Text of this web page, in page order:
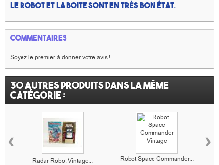
Le robot et la boite sont en très bon état.
Commentaires
Soyez le premier à donner votre avis !
30 autres produits dans la même
catégorie :
Radar Robot Vintage... Robot Space Commander...
‹ ›